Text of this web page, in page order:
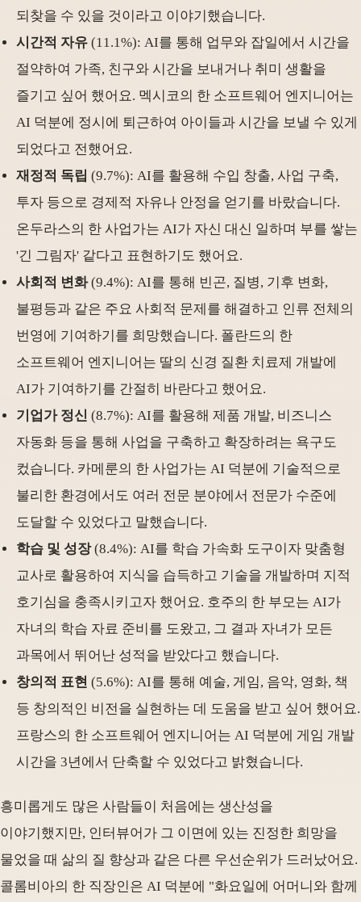
되찾을 수 있을 것이라고 이야기했습니다.
시간적 자유 (11.1%): AI를 통해 업무와 잡일에서 시간을
절약하여 가족, 친구와 시간을 보내거나 취미 생활을
즐기고 싶어 했어요. 멕시코의 한 소프트웨어 엔지니어는
AI 덕분에 정시에 퇴근하여 아이들과 시간을 보낼 수 있게
되었다고 전했어요.
재정적 독립 (9.7%): AI를 활용해 수입 창출, 사업 구축,
투자 등으로 경제적 자유나 안정을 얻기를 바랐습니다.
온두라스의 한 사업가는 AI가 자신 대신 일하며 부를 쌓는
'긴 그림자' 같다고 표현하기도 했어요.
사회적 변화(9.4%): AI를 통해 빈곤, 질병, 기후 변화,
불평등과 같은 주요 사회적 문제를 해결하고 인류 전체의
번영에 기여하기를 희망했습니다. 폴란드의 한
소프트웨어 엔지니어는 딸의 신경 질환 치료제 개발에
AI가 기여하기를 간절히 바란다고 했어요.
기업가 정신 (8.7%): AI를 활용해 제품 개발, 비즈니스
자동화 등을 통해 사업을 구축하고 확장하려는 욕구도
컸습니다. 카메룬의 한 사업가는 AI 덕분에 기술적으로
불리한 환경에서도 여러 전문 분야에서 전문가 수준에
도달할 수 있었다고 말했습니다.
학습 및 성장(8.4%): AI를 학습 가속화 도구이자 맞춤형
교사로 활용하여 지식을 습득하고 기술을 개발하며 지적
호기심을 충족시키고자 했어요. 호주의 한 부모는 AI가
자녀의 학습 자료 준비를 도왔고, 그 결과 자녀가 모든
과목에서 뛰어난 성적을 받았다고 했습니다.
창의적 표현 (5.6%): AI를 통해 예술, 게임, 음악, 영화, 책
등 창의적인 비전을 실현하는 데 도움을 받고 싶어 했어요.
프랑스의 한 소프트웨어 엔지니어는 AI 덕분에 게임 개발
시간을 3년에서 단축할 수 있었다고 밝혔습니다.
흥미롭게도 많은 사람들이 처음에는 생산성을
이야기했지만, 인터뷰어가 그 이면에 있는 진정한 희망을
물었을 때 삶의 질 향상과 같은 다른 우선순위가 드러났어요.
콜롬비아의 한 직장인은 AI 덕분에 "화요일에 어머니와 함께